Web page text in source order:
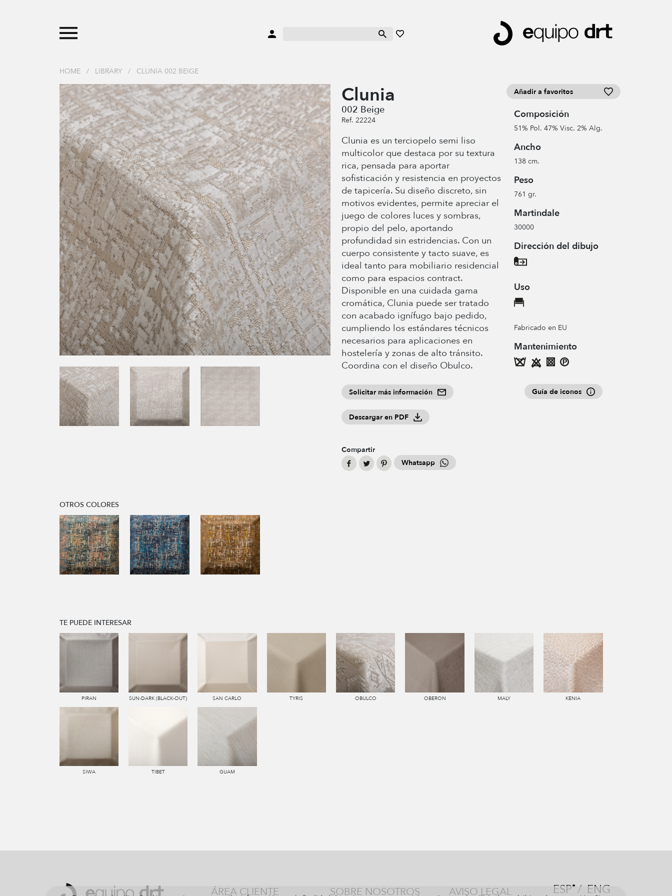
HOME / LIBRARY / CLUNIA 002 BEIGE
Clunia
002 Beige
Ref. 22224
Clunia es un terciopelo semi liso
multicolor que destaca por su textura
rica, pensada para aportar
sofisticación y resistencia en proyectos
de tapicería. Su diseño discreto, sin
motivos evidentes, permite apreciar el
juego de colores luces y sombras,
propio del pelo, aportando
profundidad sin estridencias. Con un
cuerpo consistente y tacto suave, es
ideal tanto para mobiliario residencial
como para espacios contract.
Disponible en una cuidada gama
cromática, Clunia puede ser tratado
con acabado ignífugo bajo pedido,
cumpliendo los estándares técnicos
necesarios para aplicaciones en
hostelería y zonas de alto tránsito.
Coordina con el diseño Obulco.
Solicitar más información
Descargar en PDF
Compartir
Whatsapp
Añadir a favoritos
Composición
51% Pol. 47% Visc. 2% Alg.
Ancho
138 cm.
Peso
761 gr.
Martindale
30000
Dirección del dibujo
Uso
Fabricado en EU
Mantenimiento
Guía de iconos
OTROS COLORES
TE PUEDE INTERESAR
PIRAN SUN-DARK (BLACK-OUT) SAN CARLO TYRIS OBULCO OBERON MALY KENIA
SIWA TIBET GUAM
ÁREA CLIENTE SOBRE NOSOTROS AVISO LEGAL ESP/ ENG